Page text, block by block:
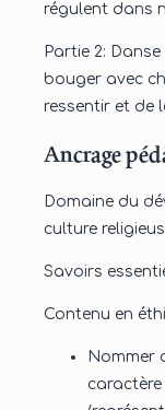
régulent dans
Partie 2:
bouger avec
ressentir et de
Ancrage
Domaine du
culture
Savoirs
Contenu en
Nommer